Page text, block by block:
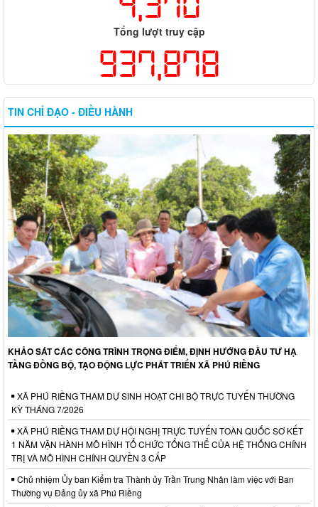
Tổng lượt truy cập
937,878
TIN CHỈ ĐẠO - ĐIỀU HÀNH
KHẢO SÁT CÁC CÔNG TRÌNH TRỌNG ĐIỂM, ĐỊNH HƯỚNG ĐẦU TƯ HẠ
TẦNG ĐỒNG BỘ, TẠO ĐỘNG LỰC PHÁT TRIỂN XÃ PHÚ RIỀNG
XÃ PHÚ RIỀNG THAM DỰ SINH HOẠT CHI BỘ TRỰC TUYẾN THƯỜNG
KỲ THÁNG 7/2026
XÃ PHÚ RIỀNG THAM DỰ HỘI NGHỊ TRỰC TUYẾN TOÀN QUỐC SƠ KẾT
1 NĂM VẬN HÀNH MÔ HÌNH TỔ CHỨC TỔNG THỂ CỦA HỆ THỐNG CHÍNH
TRỊ VÀ MÔ HÌNH CHÍNH QUYỀN 3 CẤP
Chủ nhiệm Ủy ban Kiểm tra Thành ủy Trần Trung Nhân làm việc với Ban
Thường vụ Đảng ủy xã Phú Riềng